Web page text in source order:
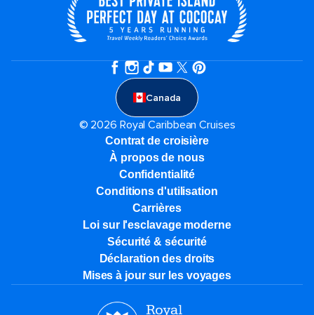
Canada
© 2026 Royal Caribbean Cruises
Contrat de croisière
À propos de nous
Confidentialité
Conditions d'utilisation
Carrières
Loi sur l'esclavage moderne
Sécurité & sécurité
Déclaration des droits
Mises à jour sur les voyages